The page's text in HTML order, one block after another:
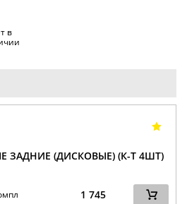
в
ЗАДНИЕ (ДИСКОВЫЕ) (К-Т 4ШТ)
1 745